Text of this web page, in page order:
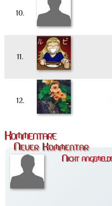
10.
11.
12.
Kommentare
Neuer Kommentar
Nicht